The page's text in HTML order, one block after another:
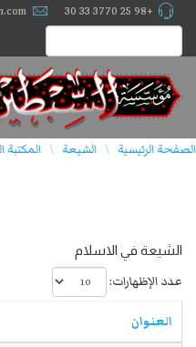
+98 25 3770 33 30
الصفحة الرئيسية \ الشيعة \ المكتبة
الشيعة في الاسلام
عدد الإظهارات:
العنوان